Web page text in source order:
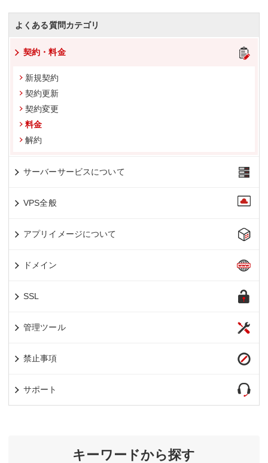
よくある質問カテゴリ
契約・料金
新規契約
契約更新
契約変更
料金
解約
サーバーサービスについて
VPS全般
アプリイメージについて
ドメイン
SSL
管理ツール
禁止事項
サポート
キーワードから探す